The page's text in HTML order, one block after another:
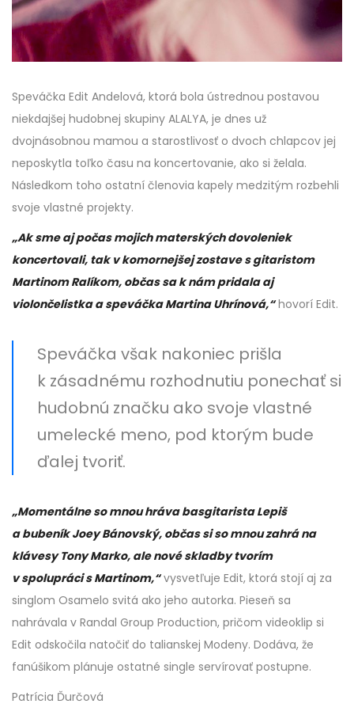
Speváčka Edit Andelová, ktorá bola ústrednou postavou
niekdajšej hudobnej skupiny ALALYA, je dnes už
dvojnásobnou mamou a starostlivosť o dvoch chlapcov jej
neposkytla toľko času na koncertovanie, ako si želala.
Následkom toho ostatní členovia kapely medzitým rozbehli
svoje vlastné projekty.
„Ak sme aj počas mojich materských dovoleniek
koncertovali, tak v komornejšej zostave s gitaristom
Martinom Ralíkom, občas sa k nám pridala aj
violončelistka a speváčka Martina Uhrínová,“hovorí Edit.
Speváčka však nakoniec prišla
k zásadnému rozhodnutiu ponechať si
hudobnú značku ako svoje vlastné
umelecké meno, pod ktorým bude
ďalej tvoriť.
„Momentálne so mnou hráva basgitarista Lepiš
a bubeník Joey Bánovský, občas si so mnou zahrá na
klávesy Tony Marko, ale nové skladby tvorím
v spolupráci s Martinom,“vysvetľuje Edit, ktorá stojí aj za
singlom Osamelo svitá ako jeho autorka. Pieseň sa
nahrávala v Randal Group Production, pričom videoklip si
Edit odskočila natočiť do talianskej Modeny. Dodáva, že
fanúšikom plánuje ostatné single servírovať postupne.
Patrícia Ďurčová